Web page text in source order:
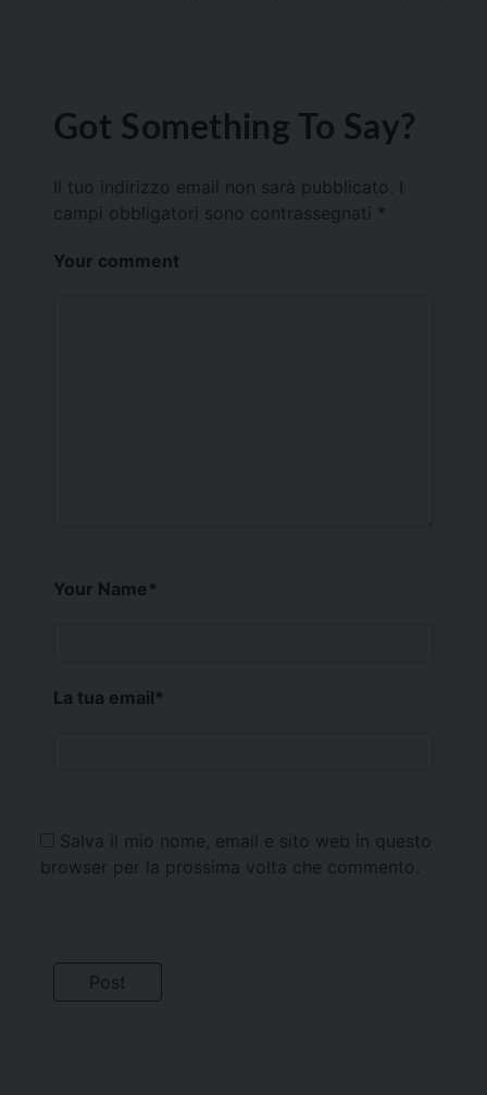
Got Something To Say?
Il tuo indirizzo email non sarà pubblicato.
campi obbligatori sono contrassegnati *
Your comment
Your Name*
La tua email*
Salva il mio nome, email e sito web in questo
browser per la prossima volta che commento.